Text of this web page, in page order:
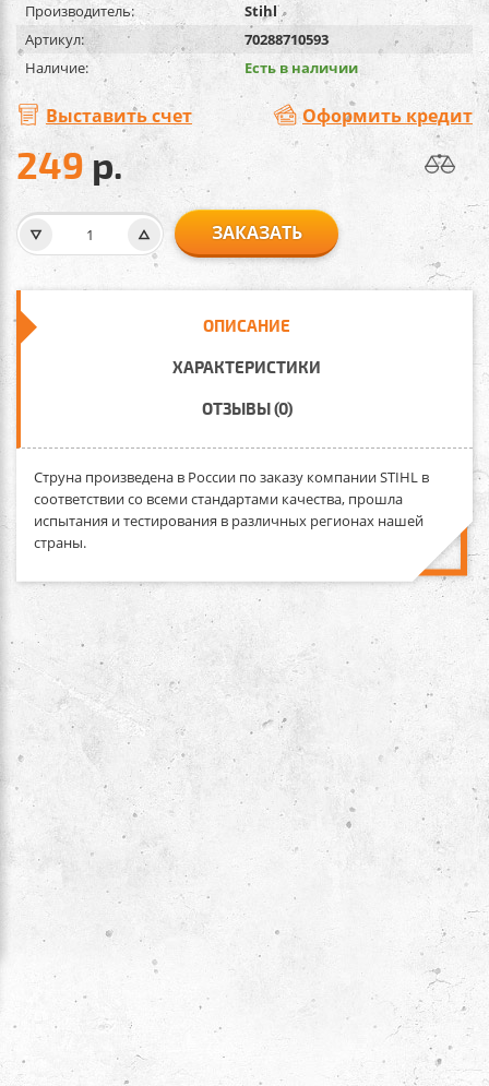
Производитель:
Stihl
Артикул:
70288710593
Наличие:
Есть в наличии
Выставить счет Оформить кредит
249р.
ЗАКАЗАТЬ
ОПИСАНИЕ
ХАРАКТЕРИСТИКИ
ОТЗЫВЫ (0)
Струна произведена в России по заказу компании STIHL в
соответствии со всеми стандартами качества, прошла
испытания и тестирования в различных регионах нашей
страны.